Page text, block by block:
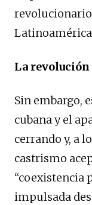
La
Sin embargo,
cubana y el
cerrando y, a
castrismo
“coexistencia
impulsada